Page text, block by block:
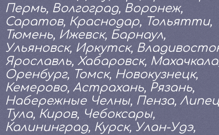
Пермь, Волгоград, Воронеж,
Саратов, Краснодар, Тольятти,
Тюмень, Ижевск, Барнаул,
Ульяновск, Иркутск,
Ярославль, Хабаровск,
Оренбург, Томск, Новокузнецк,
Кемерово, Астрахань, Рязань,
Набережные Челны, Пенза,
Тула, Киров, Чебоксары,
Калининград, Курск, Улан-Удэ,